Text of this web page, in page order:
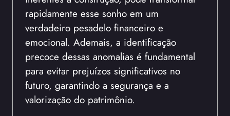
rapidamente esse sonho em um
verdadeiro pesadelo financeiro e
emocional. Ademais, a identificação
precoce dessas anomalias é fundamental
para evitar prejuízos significativos no
futuro, garantindo a segurança e a
valorização do patrimônio.